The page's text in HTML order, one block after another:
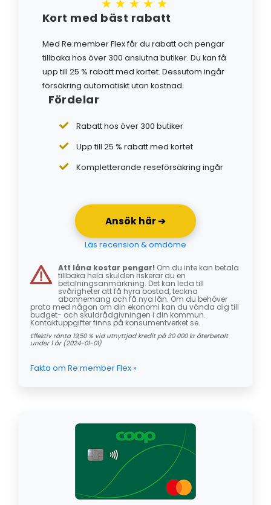
★★★★★
Kort med bäst rabatt
Med Re:member Flex får du rabatt och pengar
tillbaka hos över 300 anslutna butiker. Du kan få
upp till 25 % rabatt med kortet. Dessutom ingår
försäkring automatiskt utan kostnad.
Fördelar
Rabatt hos över 300 butiker
Upp till 25 % rabatt med kortet
Kompletterande reseförsäkring ingår
Ansök här ➔
Läs recension & omdöme
Att låna kostar pengar! Om du inte kan betala
tillbaka hela skulden riskerar du en
betalningsanmärkning. Det kan leda till
svårigheter att få hyra bostad, teckna
abonnemang och få nya lån. Om du behöver
prata med någon om din ekonomi kan du vända dig till
budget- och skuldrådgivningen i din kommun.
Kontaktuppgifter finns på konsumentverket.se.
Effektiv ränta 19,50 % vid utnyttjad kredit på 30 000 kr återbetalt
under 1 år (2024-01-01)
Fakta om Re:member Flex »